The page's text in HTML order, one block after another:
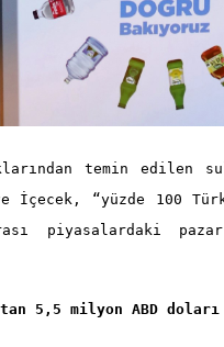
temin edilen
İçecek, “yüzde 100
piyasalardaki pazar
5,5 milyon ABD